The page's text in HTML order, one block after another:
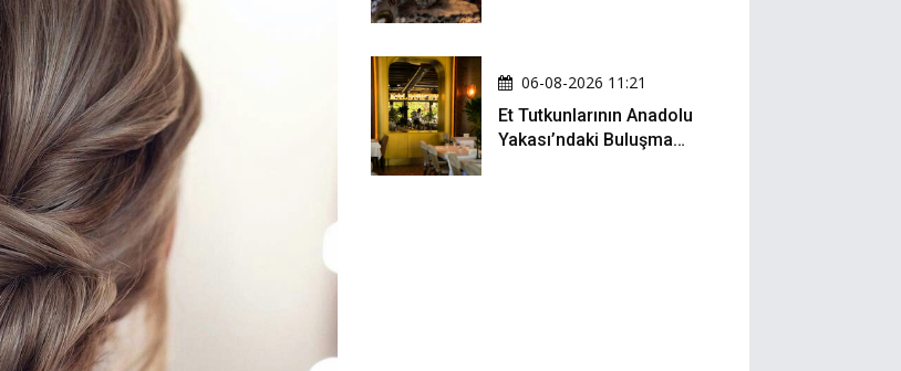
06-08-2026 11:21
Et Tutkunlarının Anadolu
Yakası’ndaki Buluşma